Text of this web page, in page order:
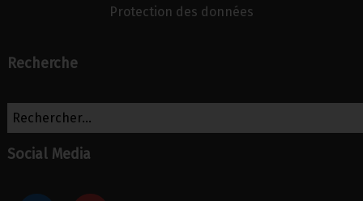
Protection des données
Recherche
Social Media